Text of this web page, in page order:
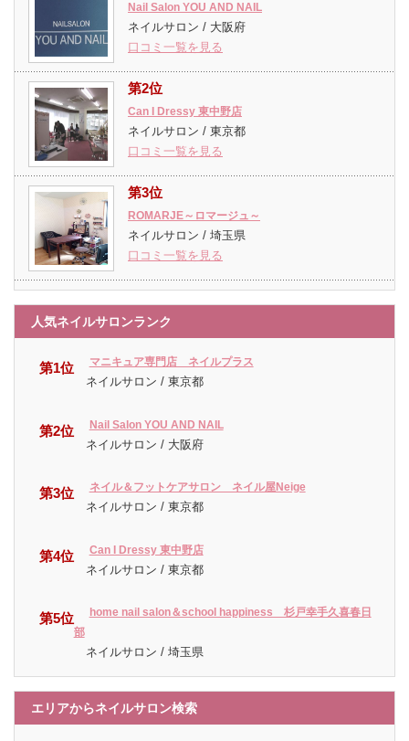
Nail Salon YOU AND NAIL
ネイルサロン / 大阪府
口コミ一覧を見る
第2位
Can I Dressy 東中野店
ネイルサロン / 東京都
口コミ一覧を見る
第3位
ROMARJE～ロマージュ～
ネイルサロン / 埼玉県
口コミ一覧を見る
人気ネイルサロンランク
第1位 マニキュア専門店 ネイルプラス
ネイルサロン / 東京都
第2位 Nail Salon YOU AND NAIL
ネイルサロン / 大阪府
第3位 ネイル＆フットケアサロン ネイル屋Neige
ネイルサロン / 東京都
第4位 Can I Dressy 東中野店
ネイルサロン / 東京都
第5位
home nail salon＆school happiness 杉戸幸手久喜春日
部
ネイルサロン / 埼玉県
エリアからネイルサロン検索